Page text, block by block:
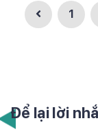
1
Để lại lời